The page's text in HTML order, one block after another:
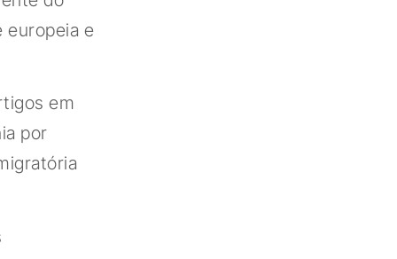
europeia e
em
por